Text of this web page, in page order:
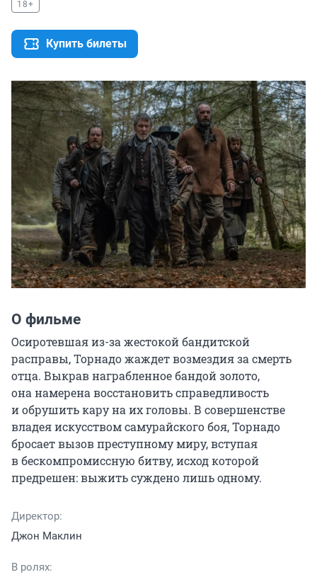
18+
Купить билеты
О фильме
Осиротевшая из-за жестокой бандитской
расправы, Торнадо жаждет возмездия за смерть
отца. Выкрав награбленное бандой золото,
она намерена восстановить справедливость
и обрушить кару на их головы. В совершенстве
владея искусством самурайского боя, Торнадо
бросает вызов преступному миру, вступая
в бескомпромиссную битву, исход которой
предрешен: выжить суждено лишь одному.
Директор:
Джон Маклин
В ролях: